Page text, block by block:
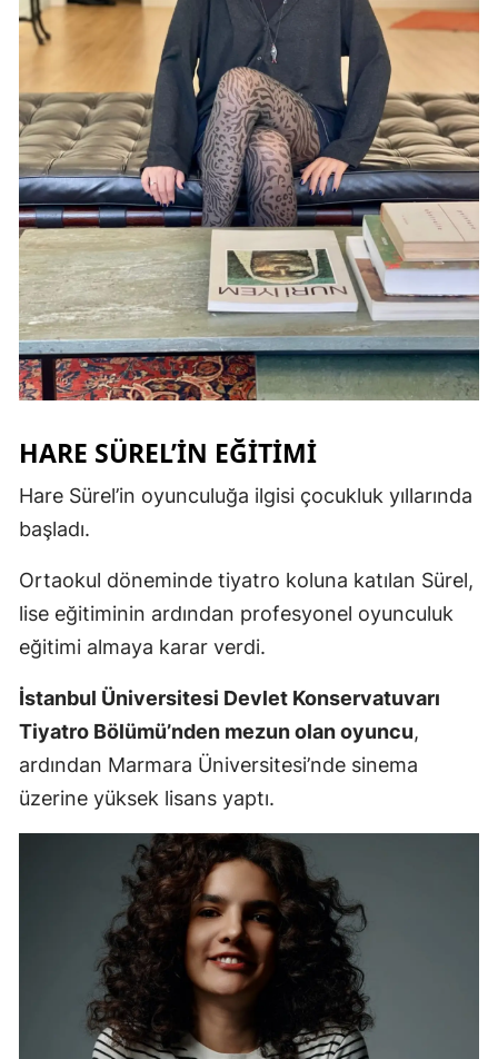
HARE SÜREL’IN EĞITIMI
Hare Sürel’in oyunculuğa ilgisi çocukluk yıllarında
başladı.
Ortaokul döneminde tiyatro koluna katılan Sürel,
lise eğitiminin ardından profesyonel oyunculuk
eğitimi almaya karar verdi.
İstanbul Üniversitesi Devlet Konservatuvarı
Tiyatro Bölümü’nden mezun olan oyuncu,
ardından Marmara Üniversitesi’nde sinema
üzerine yüksek lisans yaptı.